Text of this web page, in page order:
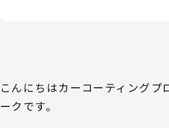
こんにちはカーコーティングプ
ークです。